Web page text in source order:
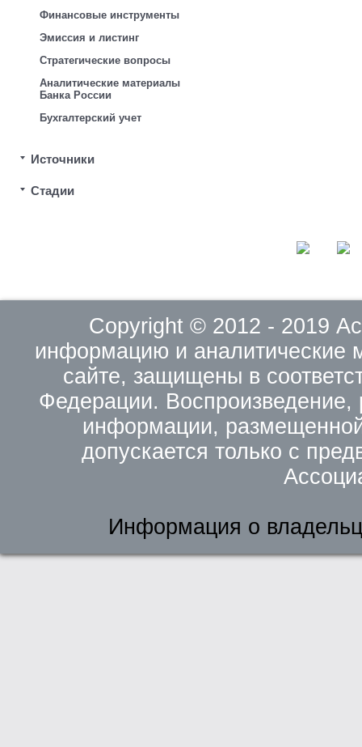
Финансовые инструменты
Эмиссия и листинг
Стратегические вопросы
Аналитические материалы
Банка России
Бухгалтерский учет
Источники
Стадии
Copyright © 2012 - 2019
информацию и
сайте, защищены в
Федерации. Воспроизведение,
информации,
допускается только с
Информация о